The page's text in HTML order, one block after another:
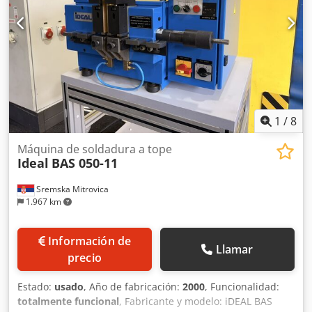
técnicos y la información, así como a venta previa!
1 /8
Sremska Mitrovica
1.967 km
Máquina de soldadura a tope
Ideal BAS 050-11
Información de
precio
Llamar
Estado: usado, Año de fabricación: 2000, Funcionalidad:
totalmente funcional, Fabricante y modelo: iDEAL BAS